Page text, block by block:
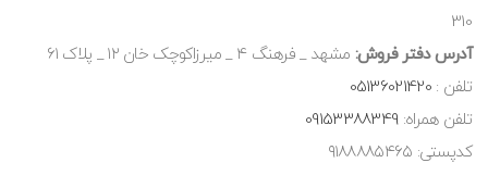
310
آدرس دفتر فروش: مشهد _ فرهنگ ۴ _ میرزاکوچک خان ۱۲ _ پلاک ۶۱
تلفن :05136021420
تلفن همراه:09153388349
کدپستی: ۹۱۸۸۸۸۵۴۶۵